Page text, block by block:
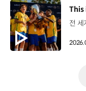
[동